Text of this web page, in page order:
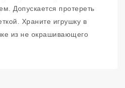
Допускается протереть
Храните игрушку в
из не окрашивающего